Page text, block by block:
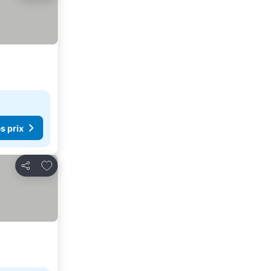
prix
Partager
Ajouter à mes favoris